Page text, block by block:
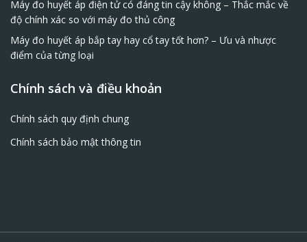
Máy đo huyết áp điện tử có đáng tin cậy không – Thắc mắc về
độ chính xác so với máy đo thủ công
Máy đo huyết áp bắp tay hay cổ tay tốt hơn? – Ưu và nhược
điểm của từng loại
Chính sách và điều khoản
Chính sách quy định chung
Chính sách bảo mật thông tin